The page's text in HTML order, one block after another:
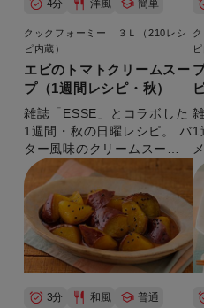
4分 洋風 簡単
クックフォーミー ３Ｌ（210レシ
ピ内蔵）
エビのトマトクリームスー
プ（1週間レシピ・秋）
雑誌「ESSE」とコラボした
1週間・秋の日曜レシピ。 バ
ター風味のクリームスー
プ。 【準備時間：10分】
1
3分 和風 普通